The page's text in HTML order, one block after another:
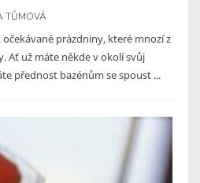
TŮMOVÁ
prázdniny, které mnozí z
Ať už máte někde v okolí svůj
přednost bazénům se spoust ...